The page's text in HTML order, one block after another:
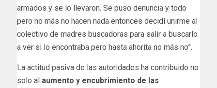
armados y se lo llevaron. Se puso denuncia y todo
pero no más no hacen nada entonces decidí unirme al
colectivo de madres buscadoras para salir a buscarlo
a ver si lo encontraba pero hasta ahorita no más no”.
La actitud pasiva de las autoridades ha contribuido no
solo al aumento y encubrimiento de las